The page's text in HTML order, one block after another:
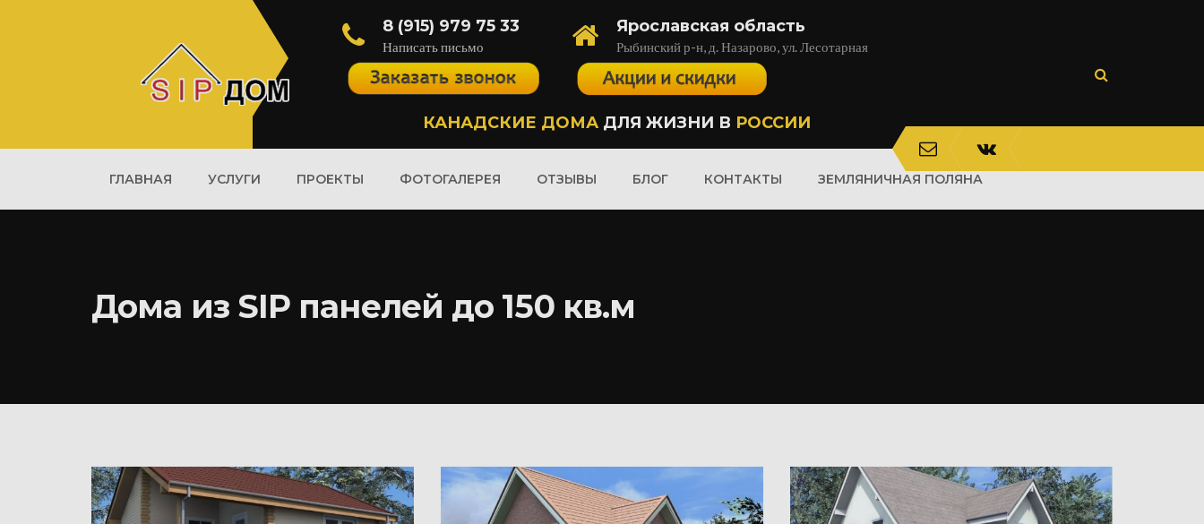
8 (915) 979 75 33
Написать письмо
Ярославская область
Рыбинский р-н, д. Назарово, ул. Лесотарная
КАНАДСКИЕ ДОМАДЛЯ ЖИЗНИ В РОССИИ
ГЛАВНАЯ УСЛУГИ ПРОЕКТЫ ФОТОГАЛЕРЕЯ ОТЗЫВЫ БЛОГ КОНТАКТЫ ЗЕМЛЯНИЧНАЯ ПОЛЯНА
Дома из SIP панелей до 150 кв.м